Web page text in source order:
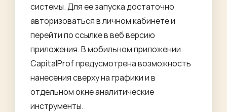
системы. Для ее запуска достаточно
авторизоваться в личном кабинете и
перейти по ссылке в веб версию
приложения. В мобильном приложении
CapitalProf предусмотрена возможность
нанесения сверху на графики и в
отдельном окне аналитические
инструменты.